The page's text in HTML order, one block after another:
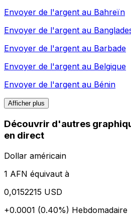
Envoyer de l'argent au Bahreïn
Envoyer de l'argent au
Envoyer de l'argent au Barbade
Envoyer de l'argent au Belgique
Envoyer de l'argent au Bénin
Afficher plus
Découvrir d'autres
en direct
Dollar américain
1 AFN équivaut à
0,0152215 USD
+0.0001 (0.40%) Hebdomadaire